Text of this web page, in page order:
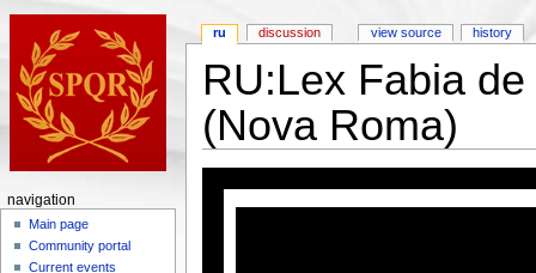
RU:Lex Fabia
(Nova Roma)
ru discussion view source history
navigation
Main page
Community portal
Current events